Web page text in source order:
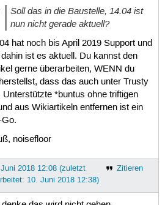
Soll das in die Baustelle, 14.04 ist
nun nicht gerade aktuell?
hat noch bis April 2019 Support und
ist es aktuell. Du kannst den
gerne überarbeiten, WENN du
dass das auch unter Trusty
Unterstützte *buntus ohne triftigen
aus Wikiartikeln entfernen ist ein
noisefloor
Zitieren
2018 12:08 (zuletzt
10. Juni 2018 12:38)